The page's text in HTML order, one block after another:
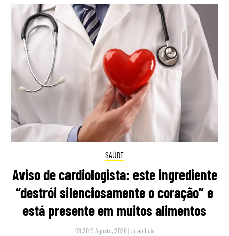
SAÚDE
Aviso de cardiologista: este ingrediente
“destrói silenciosamente o coração” e
está presente em muitos alimentos
08:20 9 Agosto, 2026 |João Luís